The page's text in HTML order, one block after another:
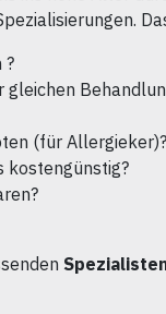
?
(für Allergieker)?
kostengünstig?